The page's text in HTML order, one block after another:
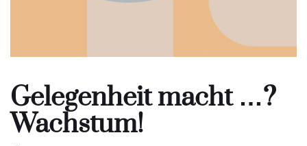
Gelegenheit macht …?
Wachstum!